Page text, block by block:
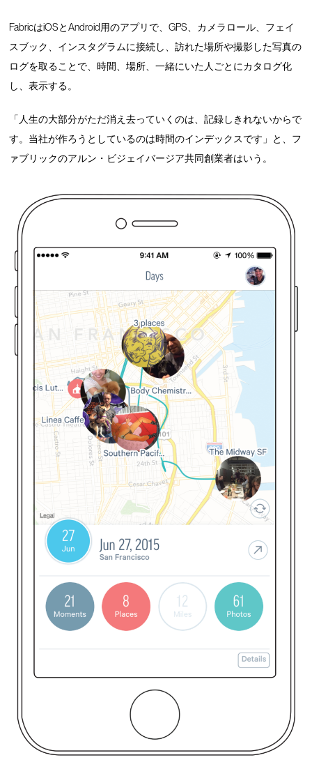
FabricはiOSとAndroid用のアプリで、GPS、カメラロール、フェイ
スブック、インスタグラムに接続し、訪れた場所や撮影した写真の
ログを取ることで、時間、場所、一緒にいた人ごとにカタログ化
し、表示する。
「人生の大部分がただ消え去っていくのは、記録しきれないからで
す。当社が作ろうとしているのは時間のインデックスです」と、フ
ァブリックのアルン・ビジェイバージア共同創業者はいう。